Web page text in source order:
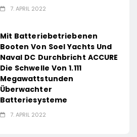
7. APRIL 2022
Mit Batteriebetriebenen
Booten Von Soel Yachts Und
Naval DC Durchbricht ACCURE
Die Schwelle Von 1.111
Megawattstunden
Überwachter
Batteriesysteme
7. APRIL 2022